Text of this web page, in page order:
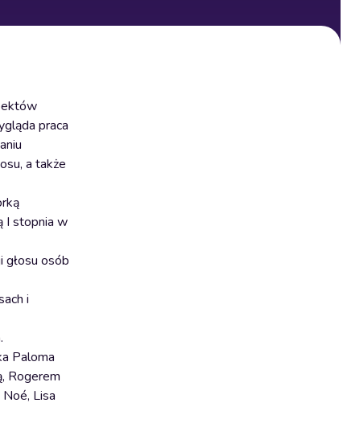
praca
a także
I stopnia w
głosu osób
i
Paloma
Rogerem
Lisa